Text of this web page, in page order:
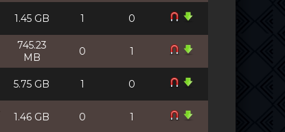
1.45 GB 1 0
745.23
MB
0 1
5.75 GB 1 0
1.46 GB 0 1